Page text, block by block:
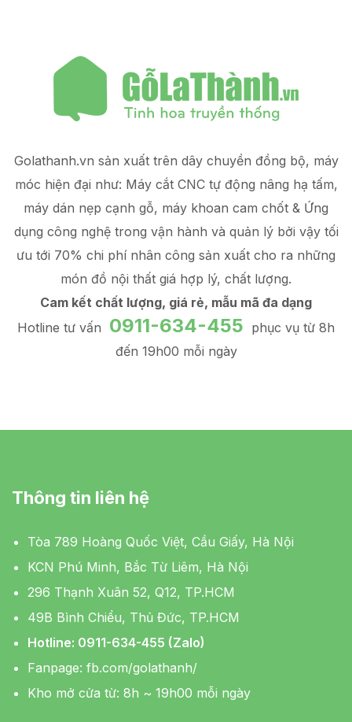
Golathanh.vn sản xuất trên dây chuyền đồng bộ, máy
móc hiện đại như: Máy cắt CNC tự động nâng hạ tấm,
máy dán nẹp cạnh gỗ, máy khoan cam chốt & Ứng
dụng công nghệ trong vận hành và quản lý bởi vậy tối
ưu tới 70% chi phí nhân công sản xuất cho ra những
món đồ nội thất giá hợp lý, chất lượng.
Cam kết chất lượng, giá rẻ, mẫu mã đa dạng
Hotline tư vấn 0911-634-455 phục vụ từ 8h
đến 19h00 mỗi ngày
Thông tin liên hệ
Tòa 789 Hoàng Quốc Việt, Cầu Giấy, Hà Nội
KCN Phú Minh, Bắc Từ Liêm, Hà Nội
296 Thạnh Xuân 52, Q12, TP.HCM
49B Bình Chiểu, Thủ Đức, TP.HCM
Hotline: 0911-634-455 (Zalo)
Fanpage: fb.com/golathanh/
Kho mở cửa từ: 8h ~ 19h00 mỗi ngày